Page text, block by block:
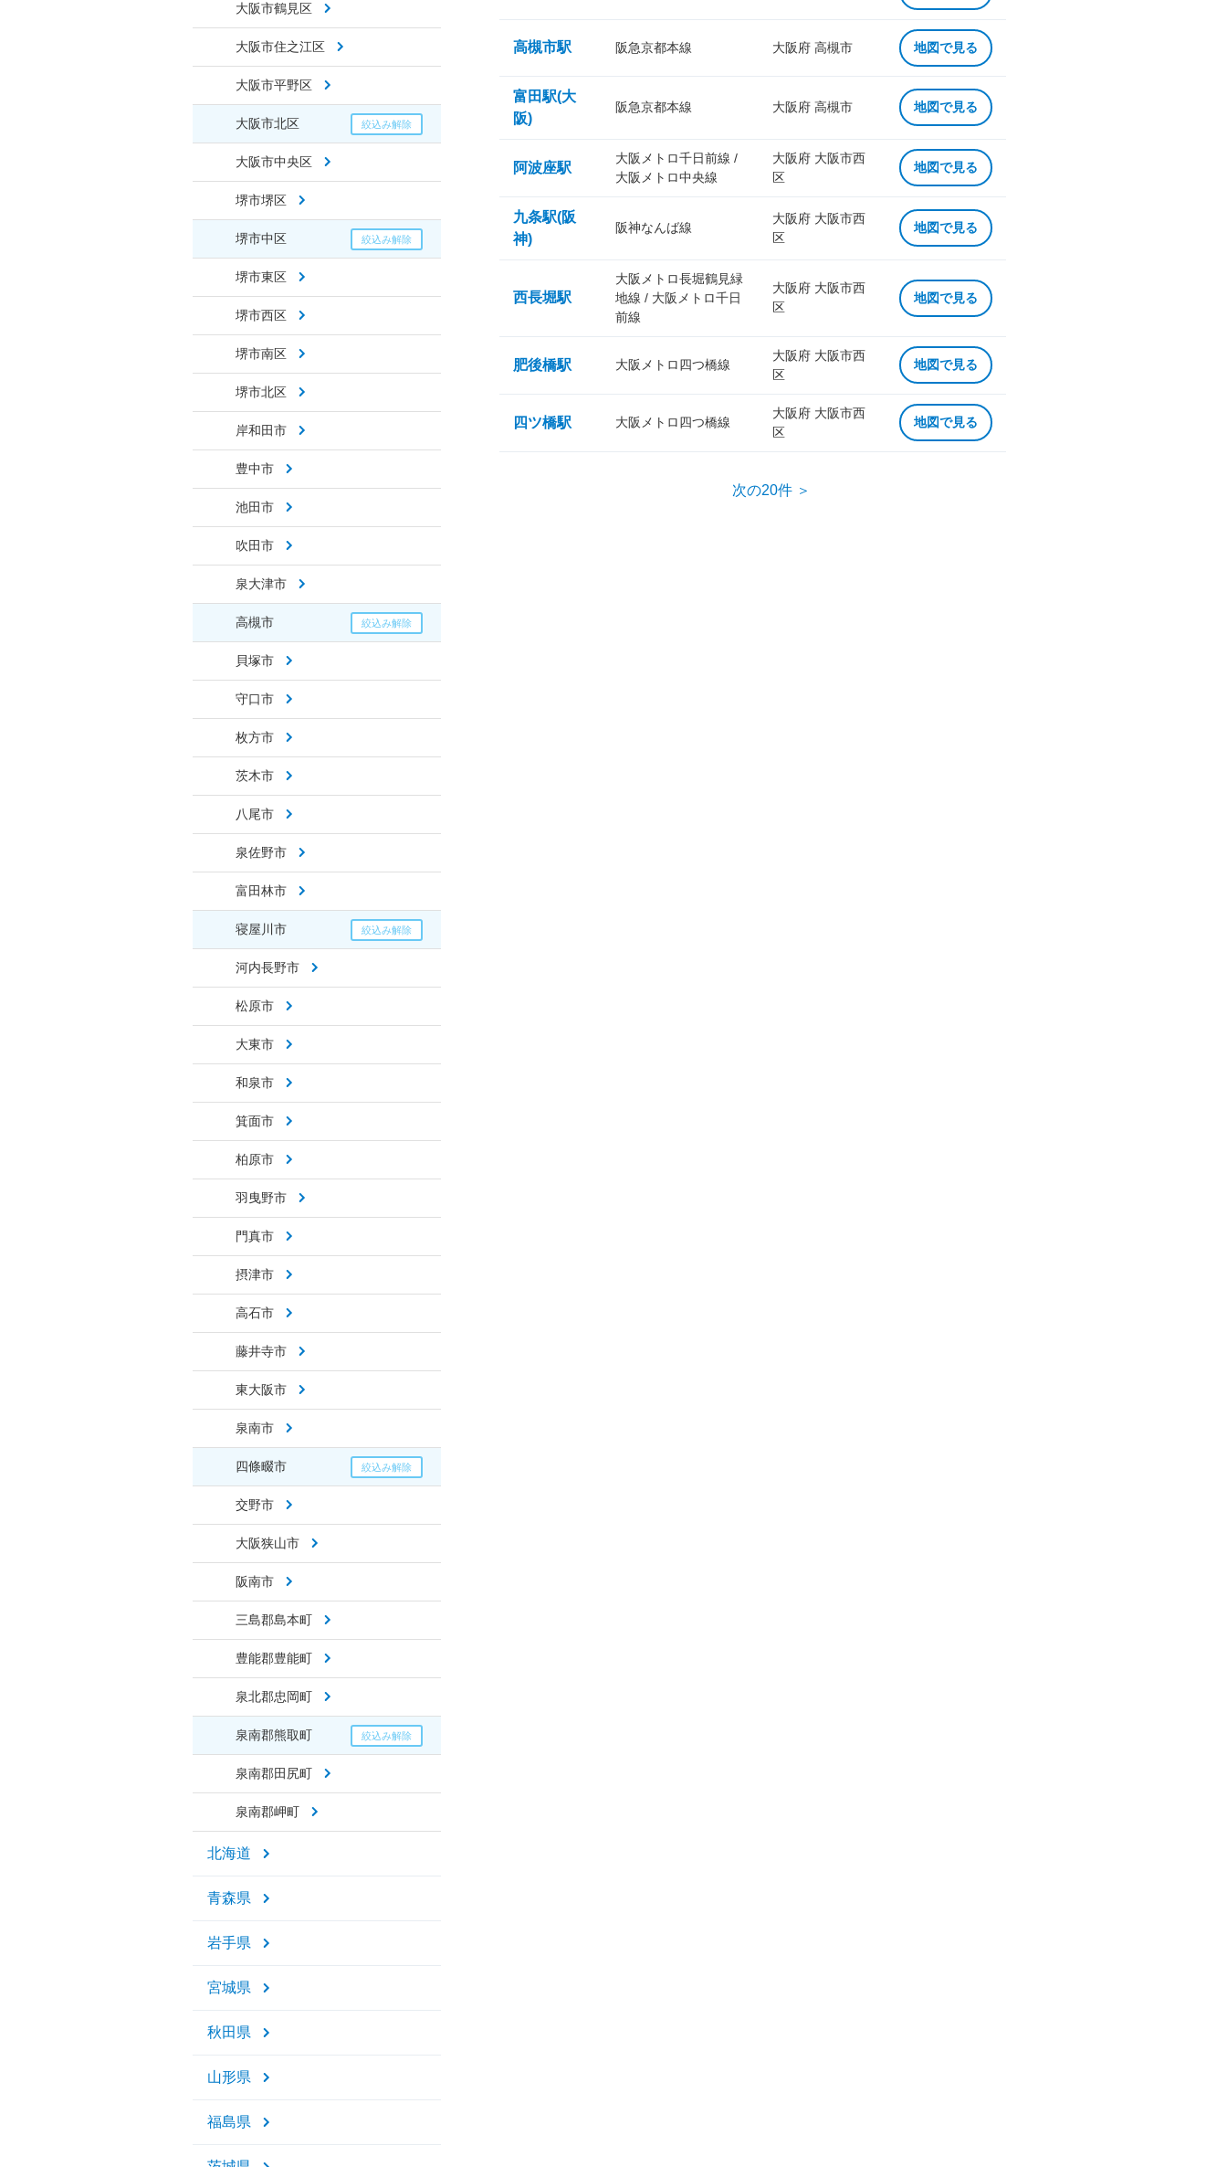
大阪市鶴見区
大阪市住之江区
大阪市平野区
大阪市北区
大阪市中央区
堺市堺区
堺市中区
堺市東区
堺市西区
堺市南区
堺市北区
岸和田市
豊中市
池田市
吹田市
泉大津市
高槻市
貝塚市
守口市
枚方市
茨木市
八尾市
泉佐野市
富田林市
寝屋川市
河内長野市
松原市
大東市
和泉市
箕面市
柏原市
羽曳野市
門真市
摂津市
高石市
藤井寺市
東大阪市
泉南市
四條畷市
交野市
大阪狭山市
阪南市
三島郡島本町
豊能郡豊能町
泉北郡忠岡町
泉南郡熊取町
泉南郡田尻町
泉南郡岬町
北海道
青森県
岩手県
宮城県
秋田県
山形県
福島県
高槻市駅 阪急京都本線 大阪府 高槻市 地図で見る
富田駅(大
阪)
阪急京都本線 大阪府 高槻市 地図で見る
阿波座駅
大阪メトロ千日前線 /
大阪メトロ中央線
大阪府 大阪市西
区
地図で見る
九条駅(阪
神)
阪神なんば線
大阪府 大阪市西
区
地図で見る
西長堀駅
大阪メトロ長堀鶴見緑
地線 / 大阪メトロ千日
前線
大阪府 大阪市西
区
地図で見る
肥後橋駅 大阪メトロ四つ橋線
大阪府 大阪市西
区
地図で見る
四ツ橋駅 大阪メトロ四つ橋線
大阪府 大阪市西
区
地図で見る
次の20件 ＞